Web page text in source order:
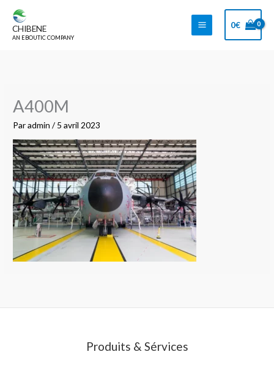
contenu
CHIBENE
AN EBOUTIC COMPANY
0€
A400M
Paradmin/ 5 avril 2023
Produits & Sérvices